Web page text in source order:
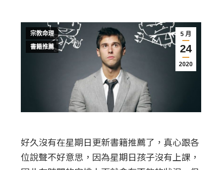
5 月
24
2020
宗教命理
書籍推薦
好久沒有在星期日更新書籍推薦了，真心跟各
位說聲不好意思，因為星期日孩子沒有上課，